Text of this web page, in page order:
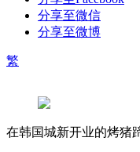
分享至微信
分享至微博
繁
在韩国城新开业的烤猪